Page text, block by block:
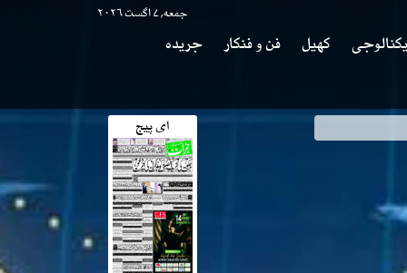
جمعه, ۷ اگست ۲۰۲۶
کھیل فن و فنکار
جریدہ
ای پیج